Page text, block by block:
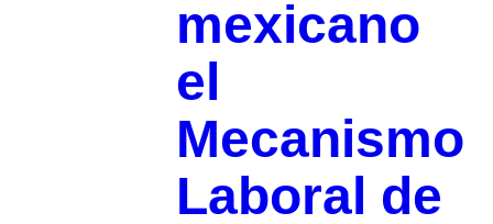
mexicano
el
Mecanismo
Laboral de